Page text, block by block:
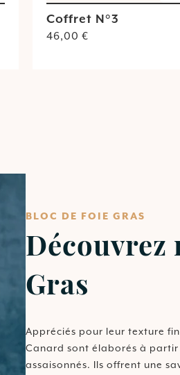
Coffret N°3
46,00 €
BLOC DE FOIE GRAS
Découvrez
Gras
Appréciés pour leur texture
Canard sont élaborés à
assaisonnés. Ils offrent une